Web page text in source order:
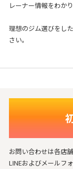
レーナー情報をわか
理想のジム選びをし
さい。
お問い合わせは各店
LINEおよびメールフ